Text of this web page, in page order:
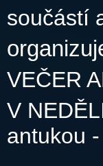
součástí
VEČER
V
antukou -